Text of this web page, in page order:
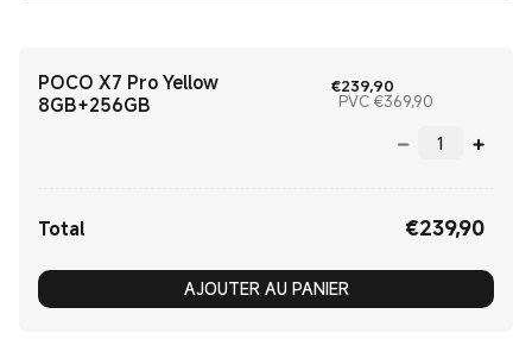
POCO X7 Pro Yellow
8GB+256GB
€239,90
PVC €369,90
Total €239,90
AJOUTER AU PANIER